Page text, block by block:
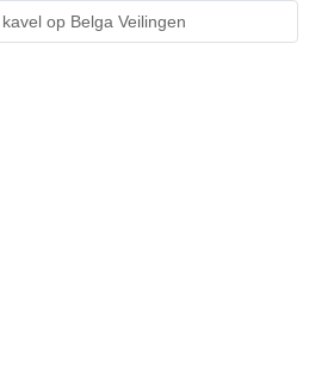
op Belga Veilingen